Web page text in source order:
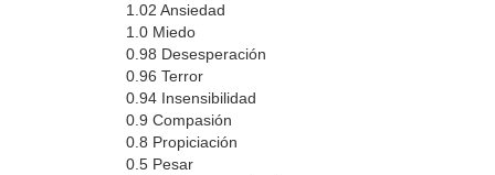
1.02 Ansiedad
1.0 Miedo
0.98 Desesperación
0.96 Terror
0.94 Insensibilidad
0.9 Compasión
0.8 Propiciación
0.5 Pesar